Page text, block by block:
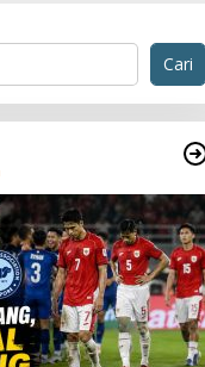
Cari